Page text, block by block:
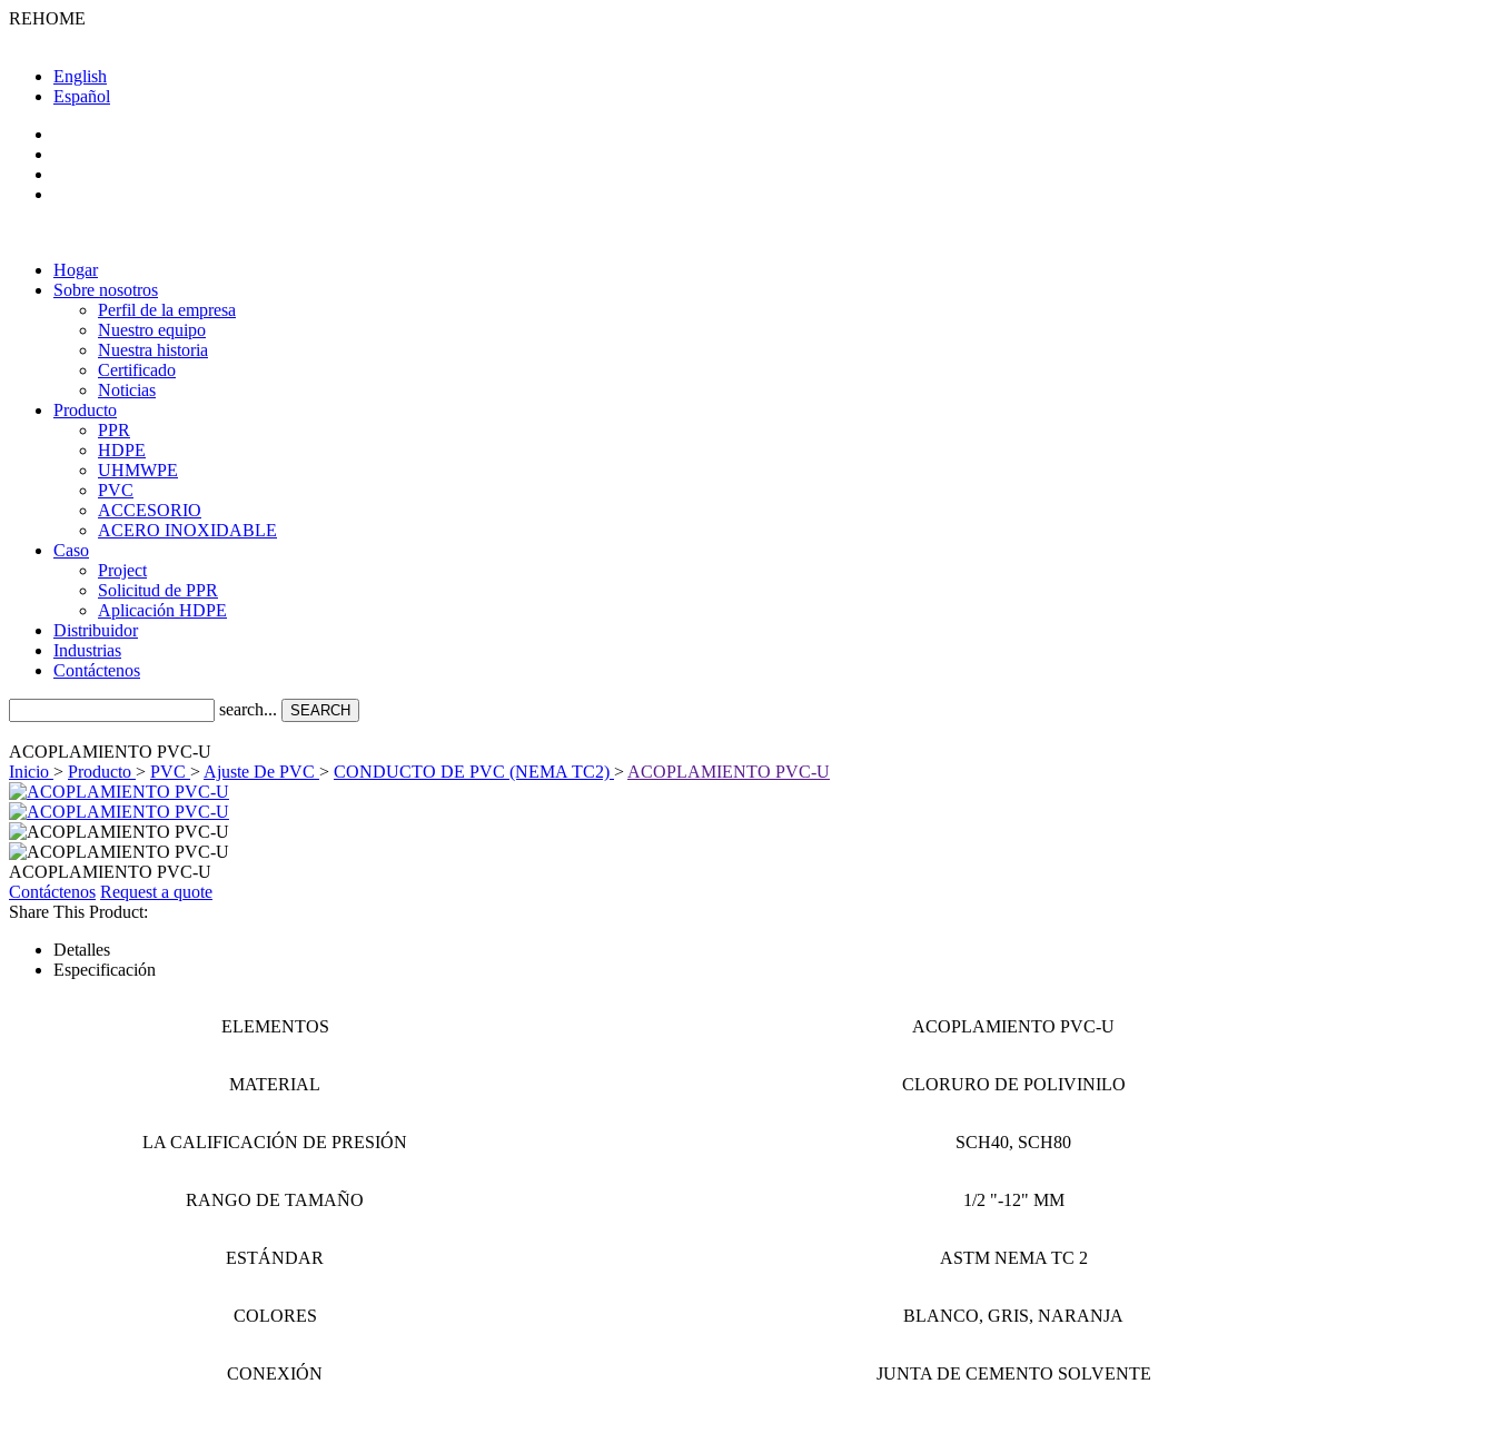
REHOME
English
Español
Hogar
Sobre nosotros
Perfil de la empresa
Nuestro equipo
Nuestra historia
Certificado
Noticias
Producto
PPR
HDPE
UHMWPE
PVC
ACCESORIO
ACERO INOXIDABLE
Caso
Project
Solicitud de PPR
Aplicación HDPE
Distribuidor
Industrias
Contáctenos
search... SEARCH
ACOPLAMIENTO PVC-U
Inicio > Producto > PVC > Ajuste De PVC > CONDUCTO DE PVC (NEMA TC2) > ACOPLAMIENTO PVC-U
ACOPLAMIENTO PVC-U
Contáctenos Request a quote
Share This Product:
Detalles
Especificación
ELEMENTOS ACOPLAMIENTO PVC-U
MATERIAL CLORURO DE POLIVINILO
LA CALIFICACIÓN DE PRESIÓN SCH40, SCH80
RANGO DE TAMAÑO 1/2 "-12" MM
ESTÁNDAR ASTM NEMA TC 2
COLORES BLANCO, GRIS, NARANJA
CONEXIÓN JUNTA DE CEMENTO SOLVENTE